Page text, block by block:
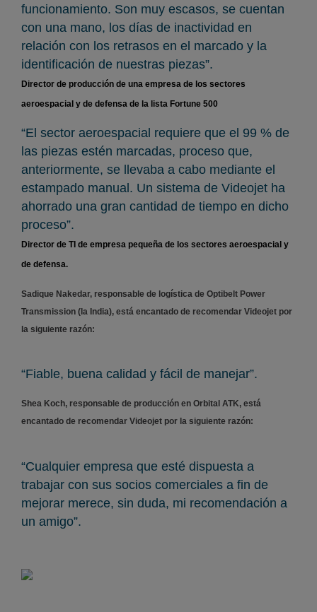
funcionamiento. Son muy escasos, se cuentan
con una mano, los días de inactividad en
relación con los retrasos en el marcado y la
identificación de nuestras piezas”.
Director de producción de una empresa de los sectores
aeroespacial y de defensa de la lista Fortune 500
“El sector aeroespacial requiere que el 99 % de
las piezas estén marcadas, proceso que,
anteriormente, se llevaba a cabo mediante el
estampado manual. Un sistema de Videojet ha
ahorrado una gran cantidad de tiempo en dicho
proceso”.
Director de TI de empresa pequeña de los sectores aeroespacial y
de defensa.
Sadique Nakedar, responsable de logística de Optibelt Power
Transmission (la India), está encantado de recomendar Videojet por
la siguiente razón:
“Fiable, buena calidad y fácil de manejar”.
Shea Koch, responsable de producción en Orbital ATK, está
encantado de recomendar Videojet por la siguiente razón:
“Cualquier empresa que esté dispuesta a
trabajar con sus socios comerciales a fin de
mejorar merece, sin duda, mi recomendación a
un amigo”.